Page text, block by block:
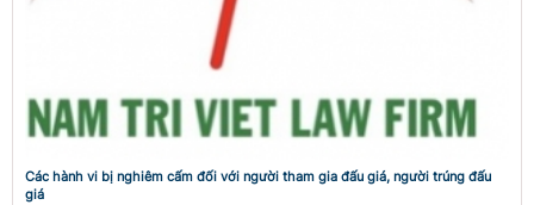
Các hành vi bị nghiêm cấm đối với người tham gia đấu giá, người trúng đấu
giá